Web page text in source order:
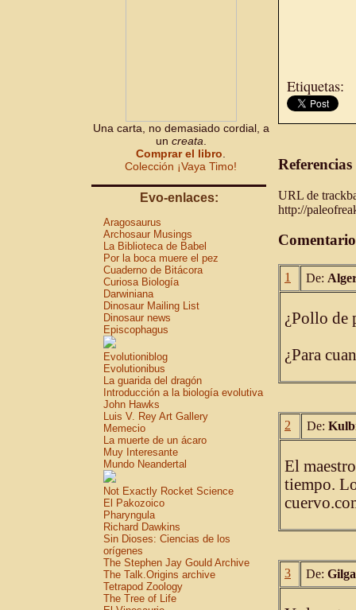
Una carta, no demasiado cordial, a
un creata
Comprar el libro
Colección ¡Vaya Timo!
Evo-enlaces:
Aragosaurus
Archosaur Musings
La Biblioteca de Babel
Por la boca muere el pez
Cuaderno de Bitácora
Curiosa Biología
Darwiniana
Dinosaur Mailing List
Dinosaur news
Episcophagus
Evolutioniblog
Evolutionibus
La guarida del dragón
Introducción a la biología evolutiva
John Hawks
Luis V. Rey Art Gallery
Memecio
La muerte de un ácaro
Muy Interesante
Mundo Neandertal
Not Exactly Rocket Science
El Pakozoico
Pharyngula
Richard Dawkins
Sin Dioses: Ciencias de los
orígenes
The Stephen Jay Gould Archive
The Talk.Origins archive
Tetrapod Zoology
The Tree of Life
Etiquetas:
URL de
http://
1 De:
¿Pollo de
¿Para
2 De:
El
tiempo.
3 De: